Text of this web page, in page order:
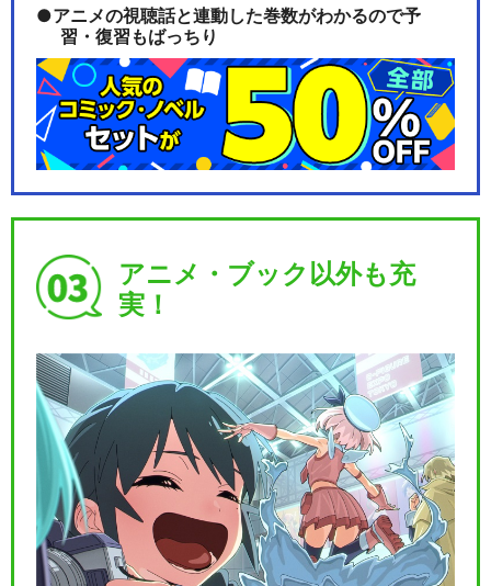
アニメの視聴話と連動した巻数がわかるので予
習・復習もばっちり
アニメ・ブック以外も充
実！